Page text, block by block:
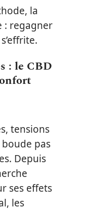
la
: regagner
: le CBD
tensions
pas
Depuis
ses effets
les